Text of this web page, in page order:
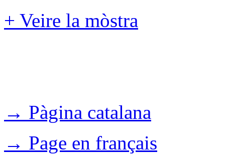
+ Veire la mòstra
→ Pàgina catalana
→ Page en français